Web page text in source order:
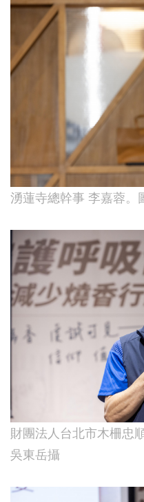
湧蓮寺總幹事 李嘉蓉。
財團法人台北市木柵忠
吳東岳攝